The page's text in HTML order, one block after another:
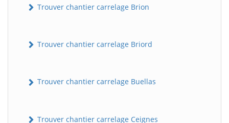
Trouver chantier carrelage Brion
Trouver chantier carrelage Briord
Trouver chantier carrelage Buellas
Trouver chantier carrelage Ceignes